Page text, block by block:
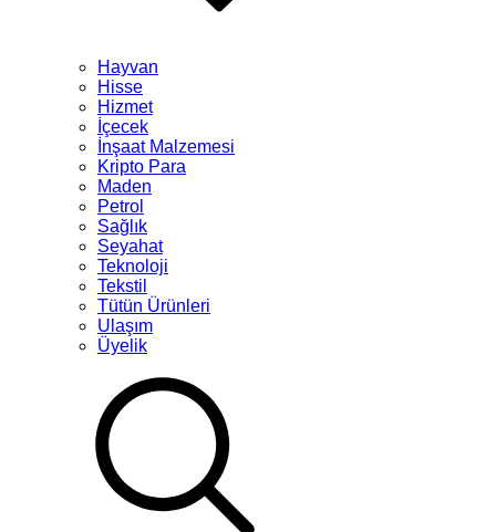
Hayvan
Hisse
Hizmet
İçecek
İnşaat Malzemesi
Kripto Para
Maden
Petrol
Sağlık
Seyahat
Teknoloji
Tekstil
Tütün Ürünleri
Ulaşım
Üyelik